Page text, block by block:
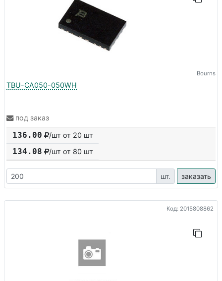
Bourns
TBU-CA050-050WH
под заказ
136.00 /шт от 20 шт
134.08 /шт от 80 шт
шт. заказать
Код: 2015808862